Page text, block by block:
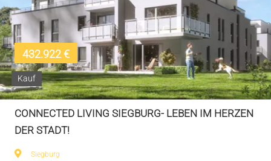
432.922 €
Kauf
CONNECTED LIVING SIEGBURG- LEBEN IM HERZEN
DER STADT!
Siegburg